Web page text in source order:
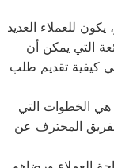
يكون للعملاء العديد
التي يمكن أن
كيفية تقديم طلب
هي الخطوات التي
المحترف عن